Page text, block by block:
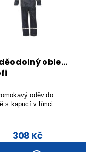
oblek
oděv do
s kapucí v límci.
308 Kč